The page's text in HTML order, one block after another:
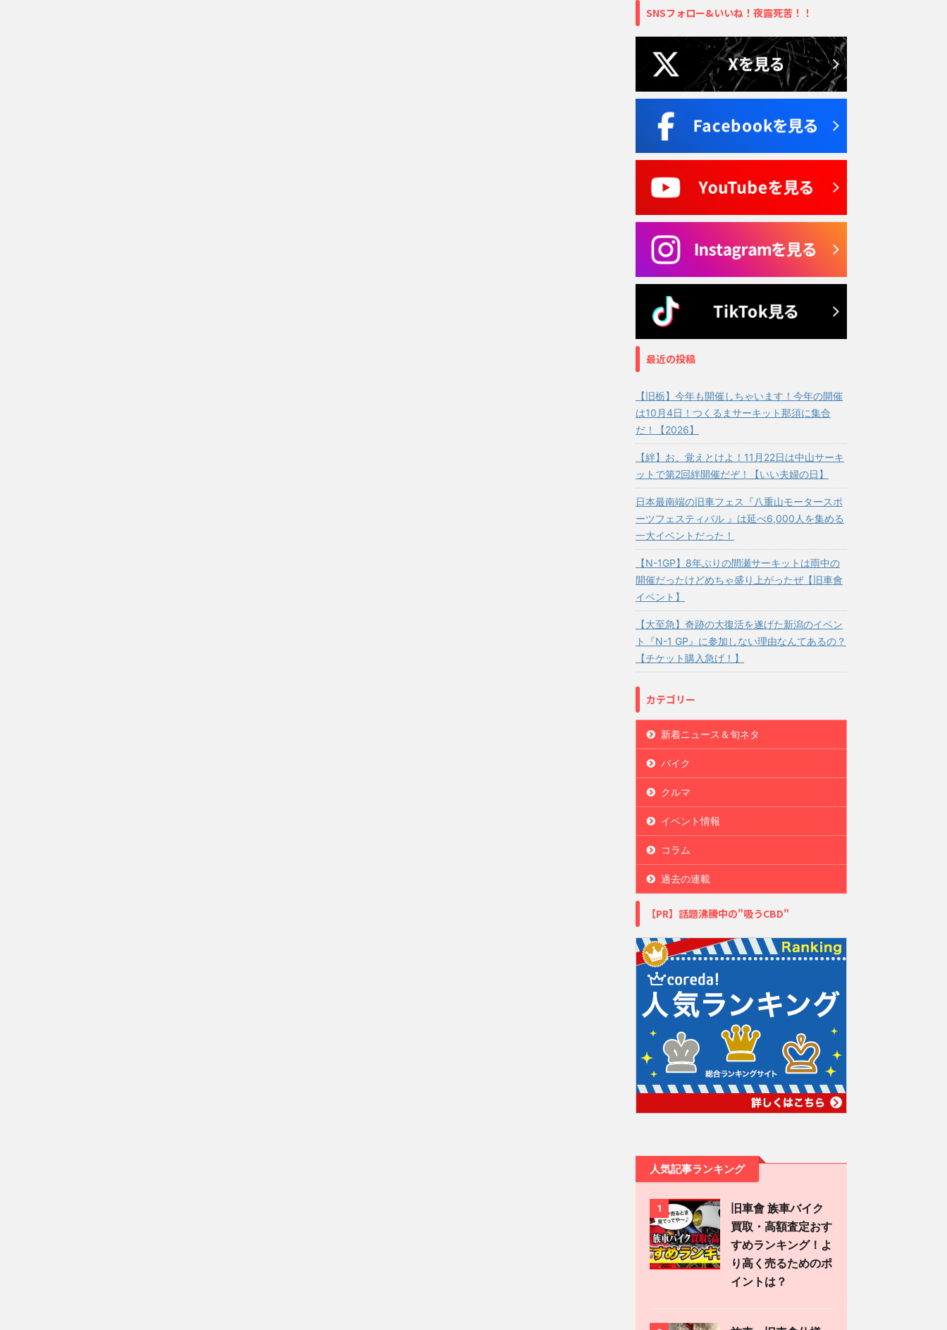
SNSフォロー&いいね！夜露死苦！！
最近の投稿
【旧栃】今年も開催しちゃいます！今年の開催
は10月4日！つくるまサーキット那須に集合
だ！【2026】
【絆】お、覚えとけよ！11月22日は中山サーキ
ットで第2回絆開催だぞ！【いい夫婦の日】
日本最南端の旧車フェス『八重山モータースポ
ーツフェスティバル 』は延べ6,000人を集める
一大イベントだった！
【N-1GP】8年ぶりの間瀬サーキットは雨中の
開催だったけどめちゃ盛り上がったぜ【旧車會
イベント】
【大至急】奇跡の大復活を遂げた新潟のイベン
ト『N-1 GP』に参加しない理由なんてあるの？
【チケット購入急げ！】
カテゴリー
新着ニュース＆旬ネタ
バイク
クルマ
イベント情報
コラム
過去の連載
【PR】話題沸騰中の"吸うCBD"
人気記事ランキング
1
旧車會 族車バイク
買取・高額査定おす
すめランキング！よ
り高く売るためのポ
イントは？